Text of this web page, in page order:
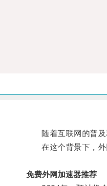
随着互联网的普及
在这个背景下，外
免费外网加速器推荐